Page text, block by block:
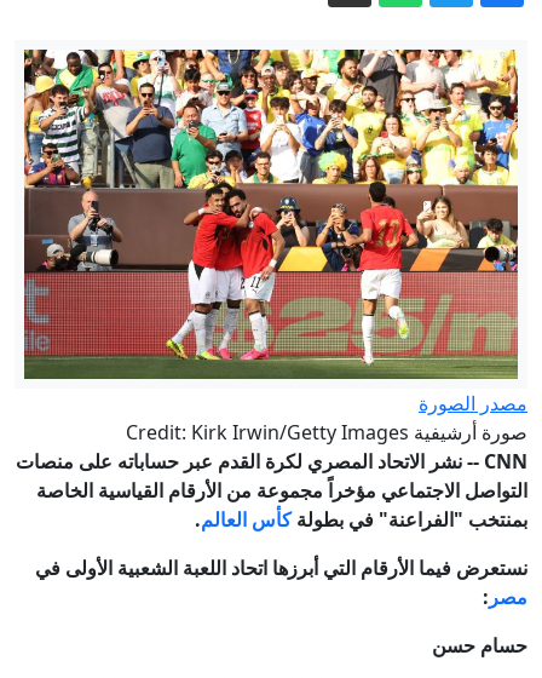
الاستخبارات الأميركية: بوتين قد يختبر
تماسك الناتو بهجوم محدود
مصر وتركيا: كيف توسّع التعاون العسكري
والدفاعي بين البلدين؟
الدفاع الروسية تعلن إسقاط 203 مسيرات
أوكرانية الليلة الماضية
الدفاع الروسية: إصابة 3 سفن شحن محملة
بإمدادات للجيش الأوكراني
النفط العراقي يرتفع بشكل طفيف في
مصدر الصورة
صورة أرشيفية Credit: Kirk Irwin/Getty Images
CNN -- نشر الاتحاد المصري لكرة القدم عبر حساباته على منصات
التواصل الاجتماعي مؤخراً مجموعة من الأرقام القياسية الخاصة
بمنتخب "الفراعنة" في بطولةكأس العالم.
نستعرض فيما الأرقام التي أبرزها اتحاد اللعبة الشعبية الأولى في
مصر :
حسام حسن